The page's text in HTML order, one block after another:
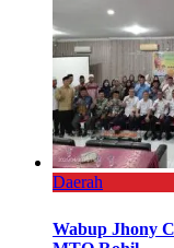
Daerah
Wabup Jhony